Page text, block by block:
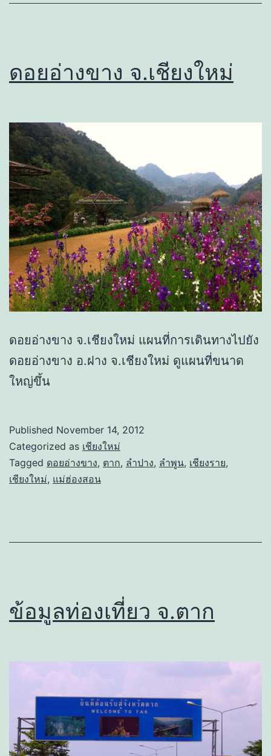
ดอยอ่างขาง จ.เชียงใหม่
ดอยอ่างขาง จ.เชียงใหม่ แผนที่การเดินทางไปยัง
ดอยอ่างขาง อ.ฝาง จ.เชียงใหม่ ดูแผนที่ขนาด
ใหญ่ขึ้น
Published November 14, 2012
Categorized as เชียงใหม่
Tagged ดอยอ่างขาง, ตาก, ลำปาง, ลำพูน, เชียงราย,
เชียงใหม่, แม่ฮ่องสอน
ข้อมูลท่องเที่ยว จ.ตาก